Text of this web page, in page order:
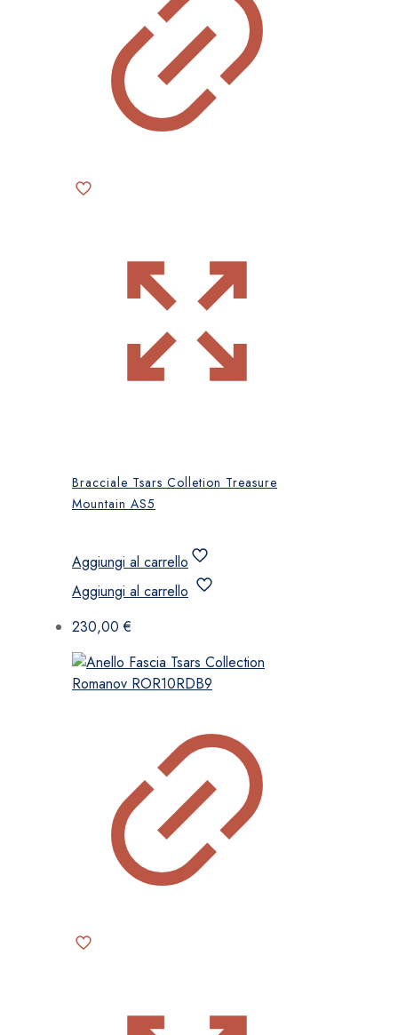
Bracciale Tsars Colletion Treasure
Mountain AS5
Aggiungi al carrello
Aggiungi al carrello
230,00€